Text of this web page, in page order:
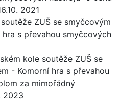
2021
ZUŠ se smyčcovým
s převahou smyčcových
kole soutěže ZUŠ se
- Komorní hra s převahou
za mimořádný
2023